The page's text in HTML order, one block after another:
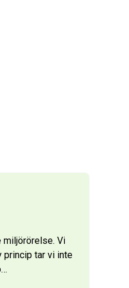
miljörörelse. Vi
princip tar vi inte
…